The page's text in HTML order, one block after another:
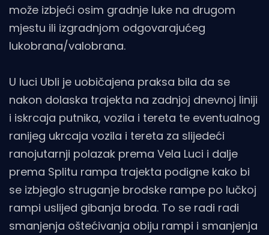
može izbjeći osim gradnje luke na drugom
mjestu ili izgradnjom odgovarajućeg
lukobrana/valobrana.
U luci Ubli je uobičajena praksa bila da se
nakon dolaska trajekta na zadnjoj dnevnoj liniji
i iskrcaja putnika, vozila i tereta te eventualnog
ranijeg ukrcaja vozila i tereta za slijedeći
ranojutarnji polazak prema Vela Luci i dalje
prema Splitu rampa trajekta podigne kako bi
se izbjeglo struganje brodske rampe po lučkoj
rampi uslijed gibanja broda. To se radi radi
smanjenja oštećivanja obiju rampi i smanjenja